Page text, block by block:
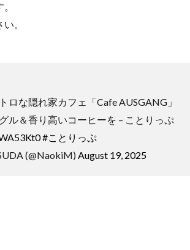
。
ロな隠れ家カフェ「Cafe AUSGANG」
ル＆香り高いコーヒーを – ことりっぷ
#ことりっぷ
(@NaokiM)August 19, 2025